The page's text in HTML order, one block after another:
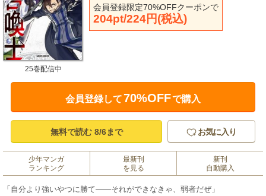
会員登録限定70%OFFクーポンで
204pt/224円(税込)
25巻配信中
会員登録して70%OFFで購入
無料で読む 8/6まで お気に入り
少年マンガ
ランキング
最新刊
を見る
新刊
自動購入
「自分より強いやつに勝て――それができなきゃ、弱者だぜ」